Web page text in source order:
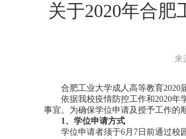
关于2020年合
来
合肥工业大学成人高等教育2020
依据我校疫情防控工作和2020年
事宜。为确保学位申请及授予工作的
1、学位申请方式
学位申请者须于6月7日前通过校